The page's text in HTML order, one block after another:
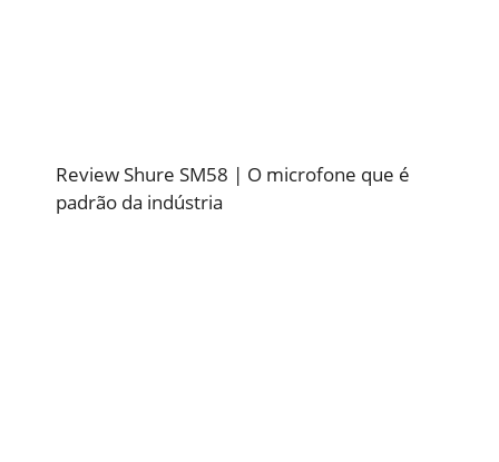
Review Shure SM58 | O microfone que é
padrão da indústria